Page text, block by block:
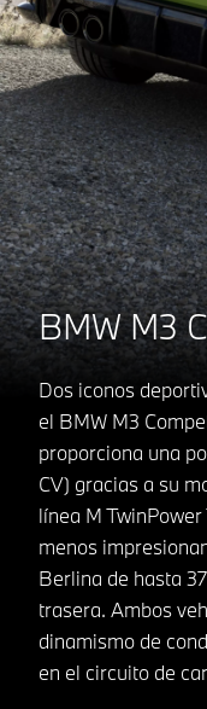
BMW M3
Dos iconos
el BMW M3
proporciona una
CV) gracias a su
línea M
menos
Berlina de hasta
trasera. Ambos
dinamismo de
en el circuito de